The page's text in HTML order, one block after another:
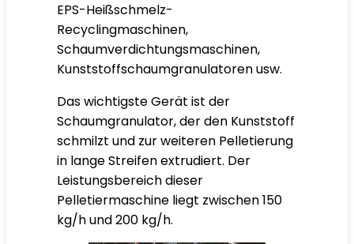
EPS-Heißschmelz-
Recyclingmaschinen,
Schaumverdichtungsmaschinen,
Kunststoffschaumgranulatoren usw.
Das wichtigste Gerät ist der
Schaumgranulator, der den Kunststoff
schmilzt und zur weiteren Pelletierung
in lange Streifen extrudiert. Der
Leistungsbereich dieser
Pelletiermaschine liegt zwischen 150
kg/h und 200 kg/h.